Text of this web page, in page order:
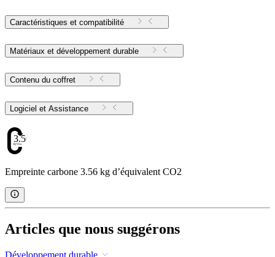
Caractéristiques et compatibilité
Matériaux et développement durable
Contenu du coffret
Logiciel et Assistance
3.56
Empreinte carbone 3.56 kg d’équivalent CO2
Articles que nous suggérons
Développement durable